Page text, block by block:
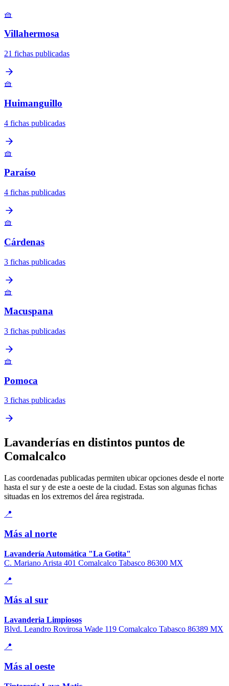
🧺
Villahermosa
21 fichas publicadas
🧺
Huimanguillo
4 fichas publicadas
🧺
Paraíso
4 fichas publicadas
🧺
Cárdenas
3 fichas publicadas
🧺
Macuspana
3 fichas publicadas
🧺
Pomoca
3 fichas publicadas
Lavanderías en distintos puntos de
Comalcalco
Las coordenadas publicadas permiten ubicar opciones desde el norte
hasta el sur y de este a oeste de la ciudad. Estas son algunas fichas
situadas en los extremos del área registrada.
📍
Más al norte
Lavandería Automática "La Gotita"
C. Mariano Arista 401 Comalcalco Tabasco 86300 MX
📍
Más al sur
Lavanderia Limpiosos
Blvd. Leandro Rovirosa Wade 119 Comalcalco Tabasco 86389 MX
📍
Más al oeste